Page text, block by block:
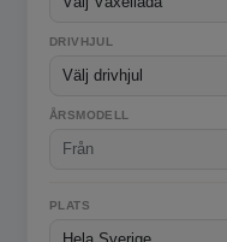
DRIVHJUL
ÅRSMODELL
PLATS